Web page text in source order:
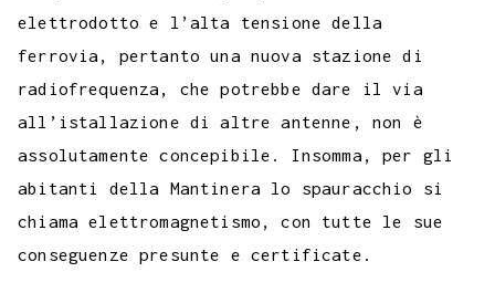
elettrodotto e l’alta tensione della
ferrovia, pertanto una nuova stazione di
radiofrequenza, che potrebbe dare il via
all’istallazione di altre antenne, non è
assolutamente concepibile. Insomma, per gli
abitanti della Mantinera lo spauracchio si
chiama elettromagnetismo, con tutte le sue
conseguenze presunte e certificate.